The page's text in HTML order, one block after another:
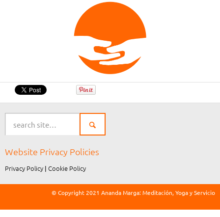
Website Privacy Policies
Privacy Policy | Cookie Policy
© Copyright 2021 Ananda Marga: Meditación, Yoga y Servicio